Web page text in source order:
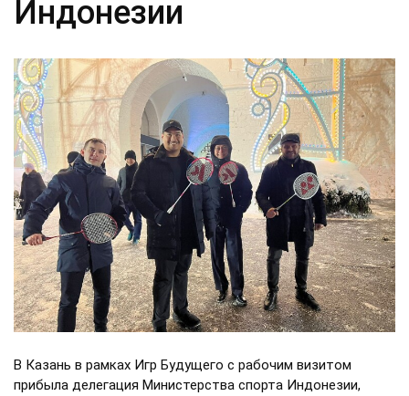
Индонезии
В Казань в рамках Игр Будущего с рабочим визитом
прибыла делегация Министерства спорта Индонезии,